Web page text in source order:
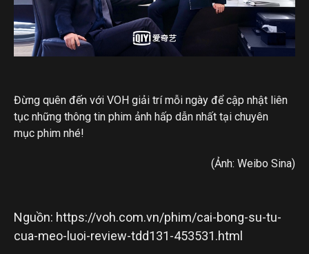
Đừng quên đến với VOH giải trí mỗi ngày để cập nhật liên
tục những thông tin phim ảnh hấp dẫn nhất tại chuyên
mục phim nhé!
(Ảnh: Weibo Sina)
Nguồn: https://voh.com.vn/phim/cai-bong-su-tu-
cua-meo-luoi-review-tdd131-453531.html